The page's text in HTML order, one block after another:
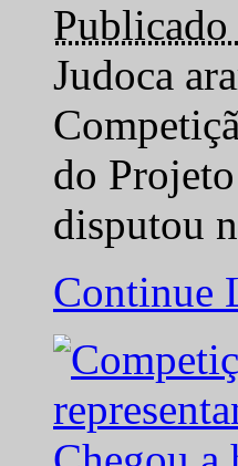
Judoca
do
disputou
Continue